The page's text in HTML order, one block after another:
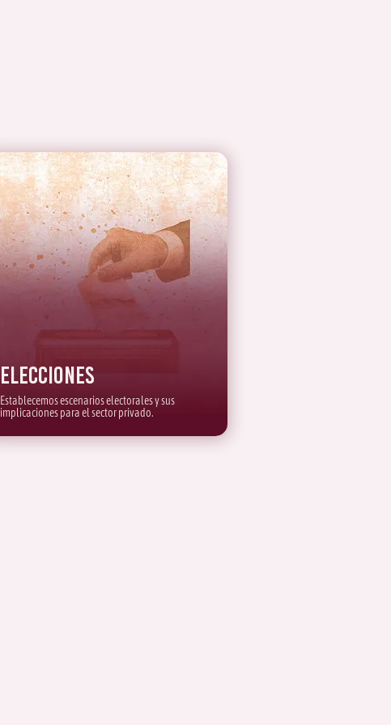
Establecemos escenarios electorales y sus
implicaciones para el sector privado.
Elecciones